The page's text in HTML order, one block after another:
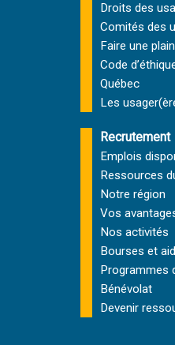
Droits des
Comités des
Faire une
Code
Québec
Les
Recrutement
Emplois
Ressources
Notre région
Vos
Nos activités
Bourses et
Programmes
Bénévolat
Devenir